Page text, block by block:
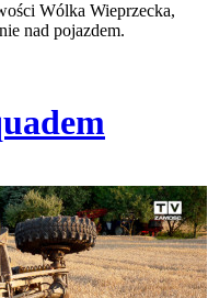
Wólka Wieprzecka,
nad pojazdem.